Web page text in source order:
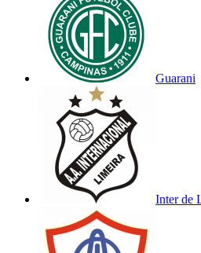
Guarani
Inter de